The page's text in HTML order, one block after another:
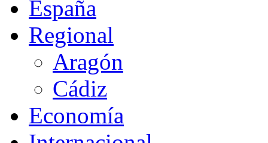
España
Regional
Aragón
Cádiz
Economía